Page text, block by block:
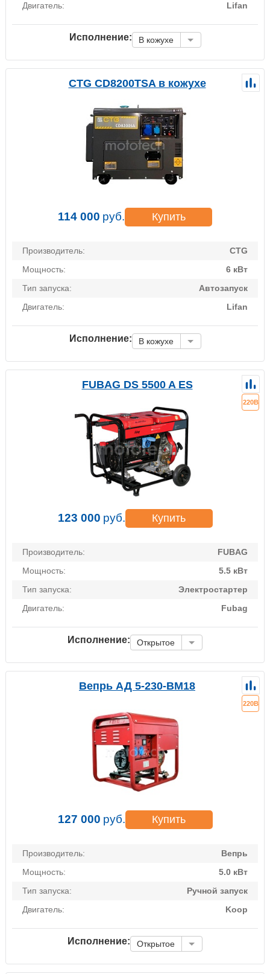
Двигатель: Lifan
Исполнение: В кожухе
CTG CD8200TSA в кожухе
114 000 руб. Купить
Производитель:
CTG
Мощность:
6 кВт
Тип запуска:
Автозапуск
Двигатель:
Lifan
Исполнение: В кожухе
FUBAG DS 5500 A ES
220В
123 000 руб. Купить
Производитель:
FUBAG
Мощность:
5.5 кВт
Тип запуска:
Электростартер
Двигатель:
Fubag
Исполнение: Открытое
Вепрь АД 5-230-ВМ18
220В
127 000 руб. Купить
Производитель:
Вепрь
Мощность:
5.0 кВт
Тип запуска:
Ручной запуск
Двигатель:
Koop
Исполнение: Открытое